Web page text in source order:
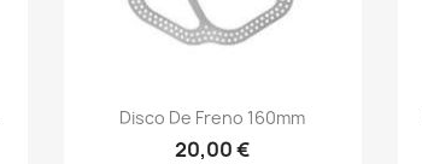
Vista rápida
Disco De Freno 160mm
20,00 €